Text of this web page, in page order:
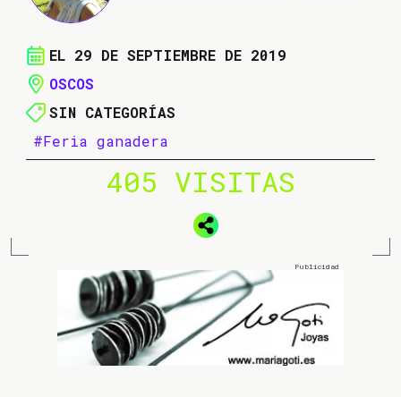
EL 29 DE SEPTIEMBRE DE 2019
OSCOS
SIN CATEGORÍAS
#Feria ganadera
405 VISITAS